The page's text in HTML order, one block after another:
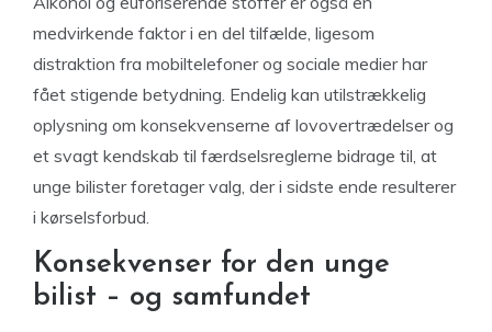
medvirkende faktor i en del tilfælde, ligesom
distraktion fra mobiltelefoner og sociale medier har
fået stigende betydning. Endelig kan utilstrækkelig
oplysning om konsekvenserne af lovovertrædelser og
et svagt kendskab til færdselsreglerne bidrage til, at
unge bilister foretager valg, der i sidste ende resulterer
i kørselsforbud.
Konsekvenser for den unge
bilist – og samfundet